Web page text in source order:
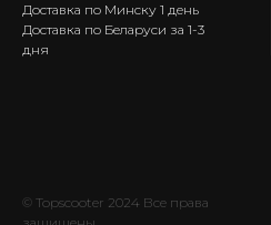
Доставка по Минску 1 день
Доставка по Беларуси за 1-3
дня
© Topscooter 2024 Все права